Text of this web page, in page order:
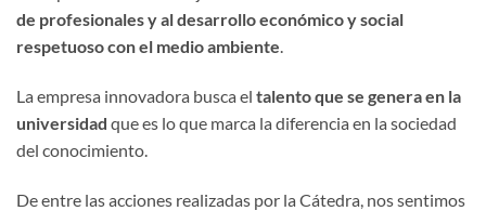
de profesionales y al desarrollo económico y social
respetuoso con el medio ambiente.
La empresa innovadora busca el talento que se genera en la
universidad que es lo que marca la diferencia en la sociedad
del conocimiento.
De entre las acciones realizadas por la Cátedra, nos sentimos